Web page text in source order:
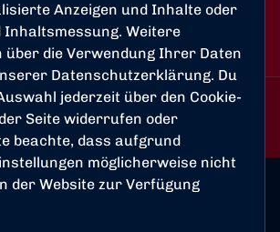
Anzeigen und Inhalte oder
Inhaltsmessung. Weitere
die Verwendung Ihrer Daten
Datenschutzerklärung. Du
jederzeit über den Cookie-
Seite widerrufen oder
beachte, dass aufgrund
möglicherweise nicht
der Website zur Verfügung
2:2
Bonner SC
Frauen
00
Std.
00 00